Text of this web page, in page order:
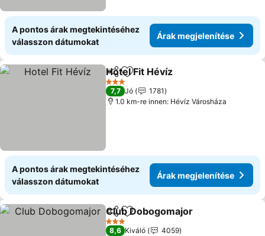
A pontos árak megtekintéséhez
válasszon dátumokat
Árak megjelenítése
Megosztás
Hozzáadás a kedvencekhez
Hotel Fit Hévíz
3 Kategória
7,7 Jó
1781
1.0 km-re innen: Hévíz Városháza
A pontos árak megtekintéséhez
válasszon dátumokat
Árak megjelenítése
Megosztás
Hozzáadás a kedvencekhez
Club Dobogomajor
3 Kategória
8,6 Kiváló
4059